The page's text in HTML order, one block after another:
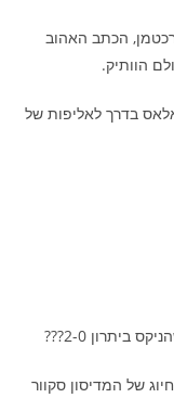
הכתב האהוב
הוותיק.
נפרדו ב1-1 במשחקים 3 ו-4 בדאלאס בדרך לאליפות של
ביתרון 2-0???
של המדיסון סקוור